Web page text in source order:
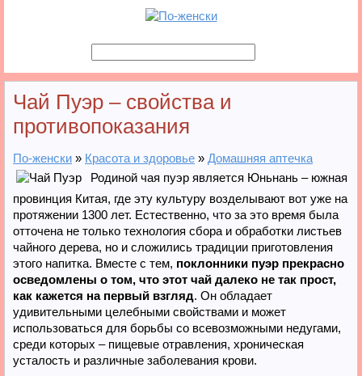
Чай Пуэр – свойства и
противопоказания
По-женски » Красота и здоровье » Домашняя аптечка
Родиной чая пуэр является Юньнань – южная
провинция Китая, где эту культуру возделывают вот уже на
протяжении 1300 лет. Естественно, что за это время была
отточена не только технология сбора и обработки листьев
чайного дерева, но и сложились традиции приготовления
этого напитка. Вместе с тем, поклонники пуэр прекрасно
осведомлены о том, что этот чай далеко не так прост,
как кажется на первый взгляд. Он обладает
удивительными целебными свойствами и может
использоваться для борьбы со всевозможными недугами,
среди которых – пищевые отравления, хроническая
усталость и различные заболевания крови.